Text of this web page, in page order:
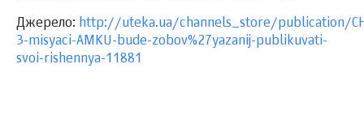
Джерело: http://uteka.ua/channels_store/publication/
3-misyaci-AMKU-bude-zobov%27yazanij-publikuvati-
svoi-rishennya-11881